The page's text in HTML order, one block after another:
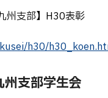
州支部】H30表彰
h30/
支部学生会
・動画チャネ